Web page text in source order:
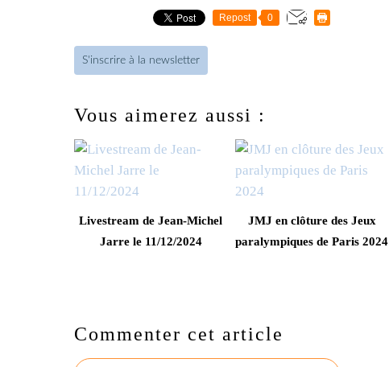
Repost 0
S'inscrire à la newsletter
Vous aimerez aussi :
Livestream de Jean-Michel
Jarre le 11/12/2024
JMJ en clôture des Jeux
paralympiques de Paris 2024
Commenter cet article